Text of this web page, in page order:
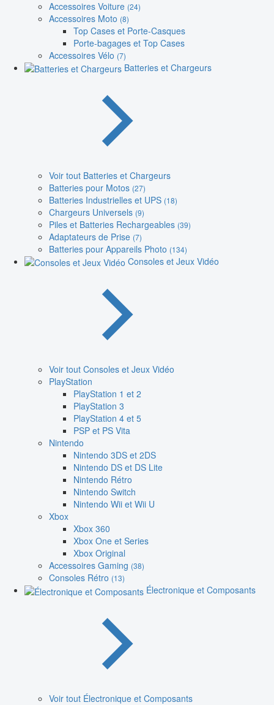
Accessoires Voiture (24)
Accessoires Moto (8)
Top Cases et Porte-Casques
Porte-bagages et Top Cases
Accessoires Vélo (7)
Batteries et Chargeurs
Voir tout Batteries et Chargeurs
Batteries pour Motos (27)
Batteries Industrielles et UPS (18)
Chargeurs Universels (9)
Piles et Batteries Rechargeables (39)
Adaptateurs de Prise (7)
Batteries pour Appareils Photo (134)
Consoles et Jeux Vidéo
Voir tout Consoles et Jeux Vidéo
PlayStation
PlayStation 1 et 2
PlayStation 3
PlayStation 4 et 5
PSP et PS Vita
Nintendo
Nintendo 3DS et 2DS
Nintendo DS et DS Lite
Nintendo Rétro
Nintendo Switch
Nintendo Wii et Wii U
Xbox
Xbox 360
Xbox One et Series
Xbox Original
Accessoires Gaming (38)
Consoles Rétro (13)
Électronique et Composants
Voir tout Électronique et Composants